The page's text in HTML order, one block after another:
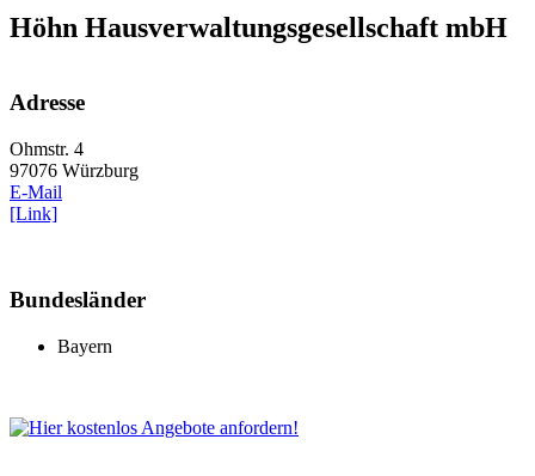
Höhn Hausverwaltungsgesellschaft mbH
Adresse
Ohmstr. 4
97076 Würzburg
E-Mail
[Link]
Bundesländer
Bayern